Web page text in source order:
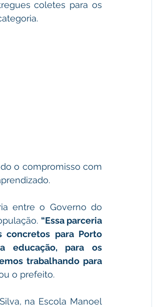
coletes para os
o compromisso com
entre o Governo do
“Essa parceria
concretos para Porto
educação, para os
trabalhando para
o prefeito.
na Escola Manoel